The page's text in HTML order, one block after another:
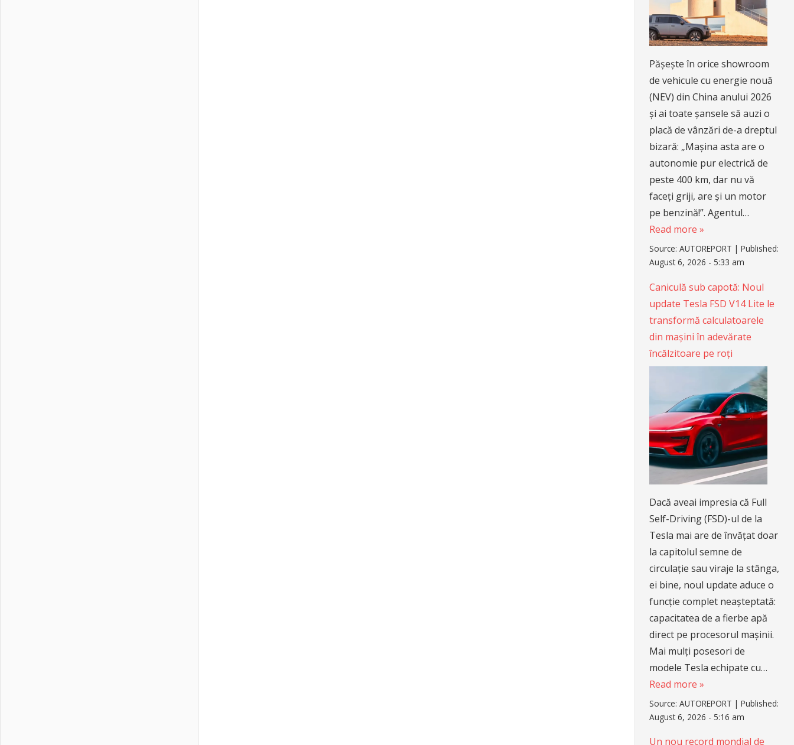
Pășește în orice showroom
de vehicule cu energie nouă
(NEV) din China anului 2026
și ai toate șansele să auzi o
placă de vânzări de-a dreptul
bizară: „Mașina asta are o
autonomie pur electrică de
peste 400 km, dar nu vă
faceți griji, are și un motor
pe benzină!”. Agentul…
Read more »
Source:AUTOREPORT |Published:
August 6, 2026 - 5:33 am
Caniculă sub capotă: Noul
update Tesla FSD V14 Lite le
transformă calculatoarele
din mașini în adevărate
încălzitoare pe roți
Dacă aveai impresia că Full
Self-Driving (FSD)-ul de la
Tesla mai are de învățat doar
la capitolul semne de
circulație sau viraje la stânga,
ei bine, noul update aduce o
funcție complet neașteptată:
capacitatea de a fierbe apă
direct pe procesorul mașinii.
Mai mulți posesori de
modele Tesla echipate cu…
Read more »
Source:AUTOREPORT |Published:
August 6, 2026 - 5:16 am
Un nou record mondial de